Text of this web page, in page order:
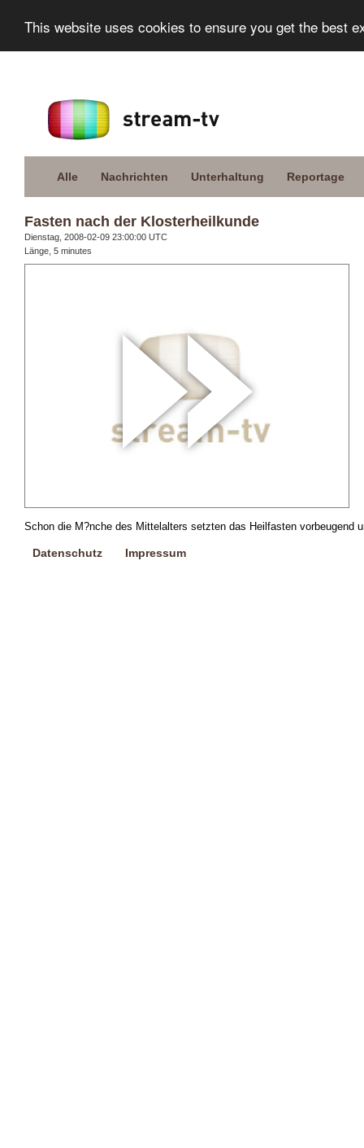
This website uses cookies to ensure you get the best
Alle Nachrichten Unterhaltung Reportage
Fasten nach der Klosterheilkunde
Dienstag, 2008-02-09 23:00:00 UTC
Länge, 5 minutes
Schon die M?nche des Mittelalters setzten das Heilfasten
Datenschutz Impressum